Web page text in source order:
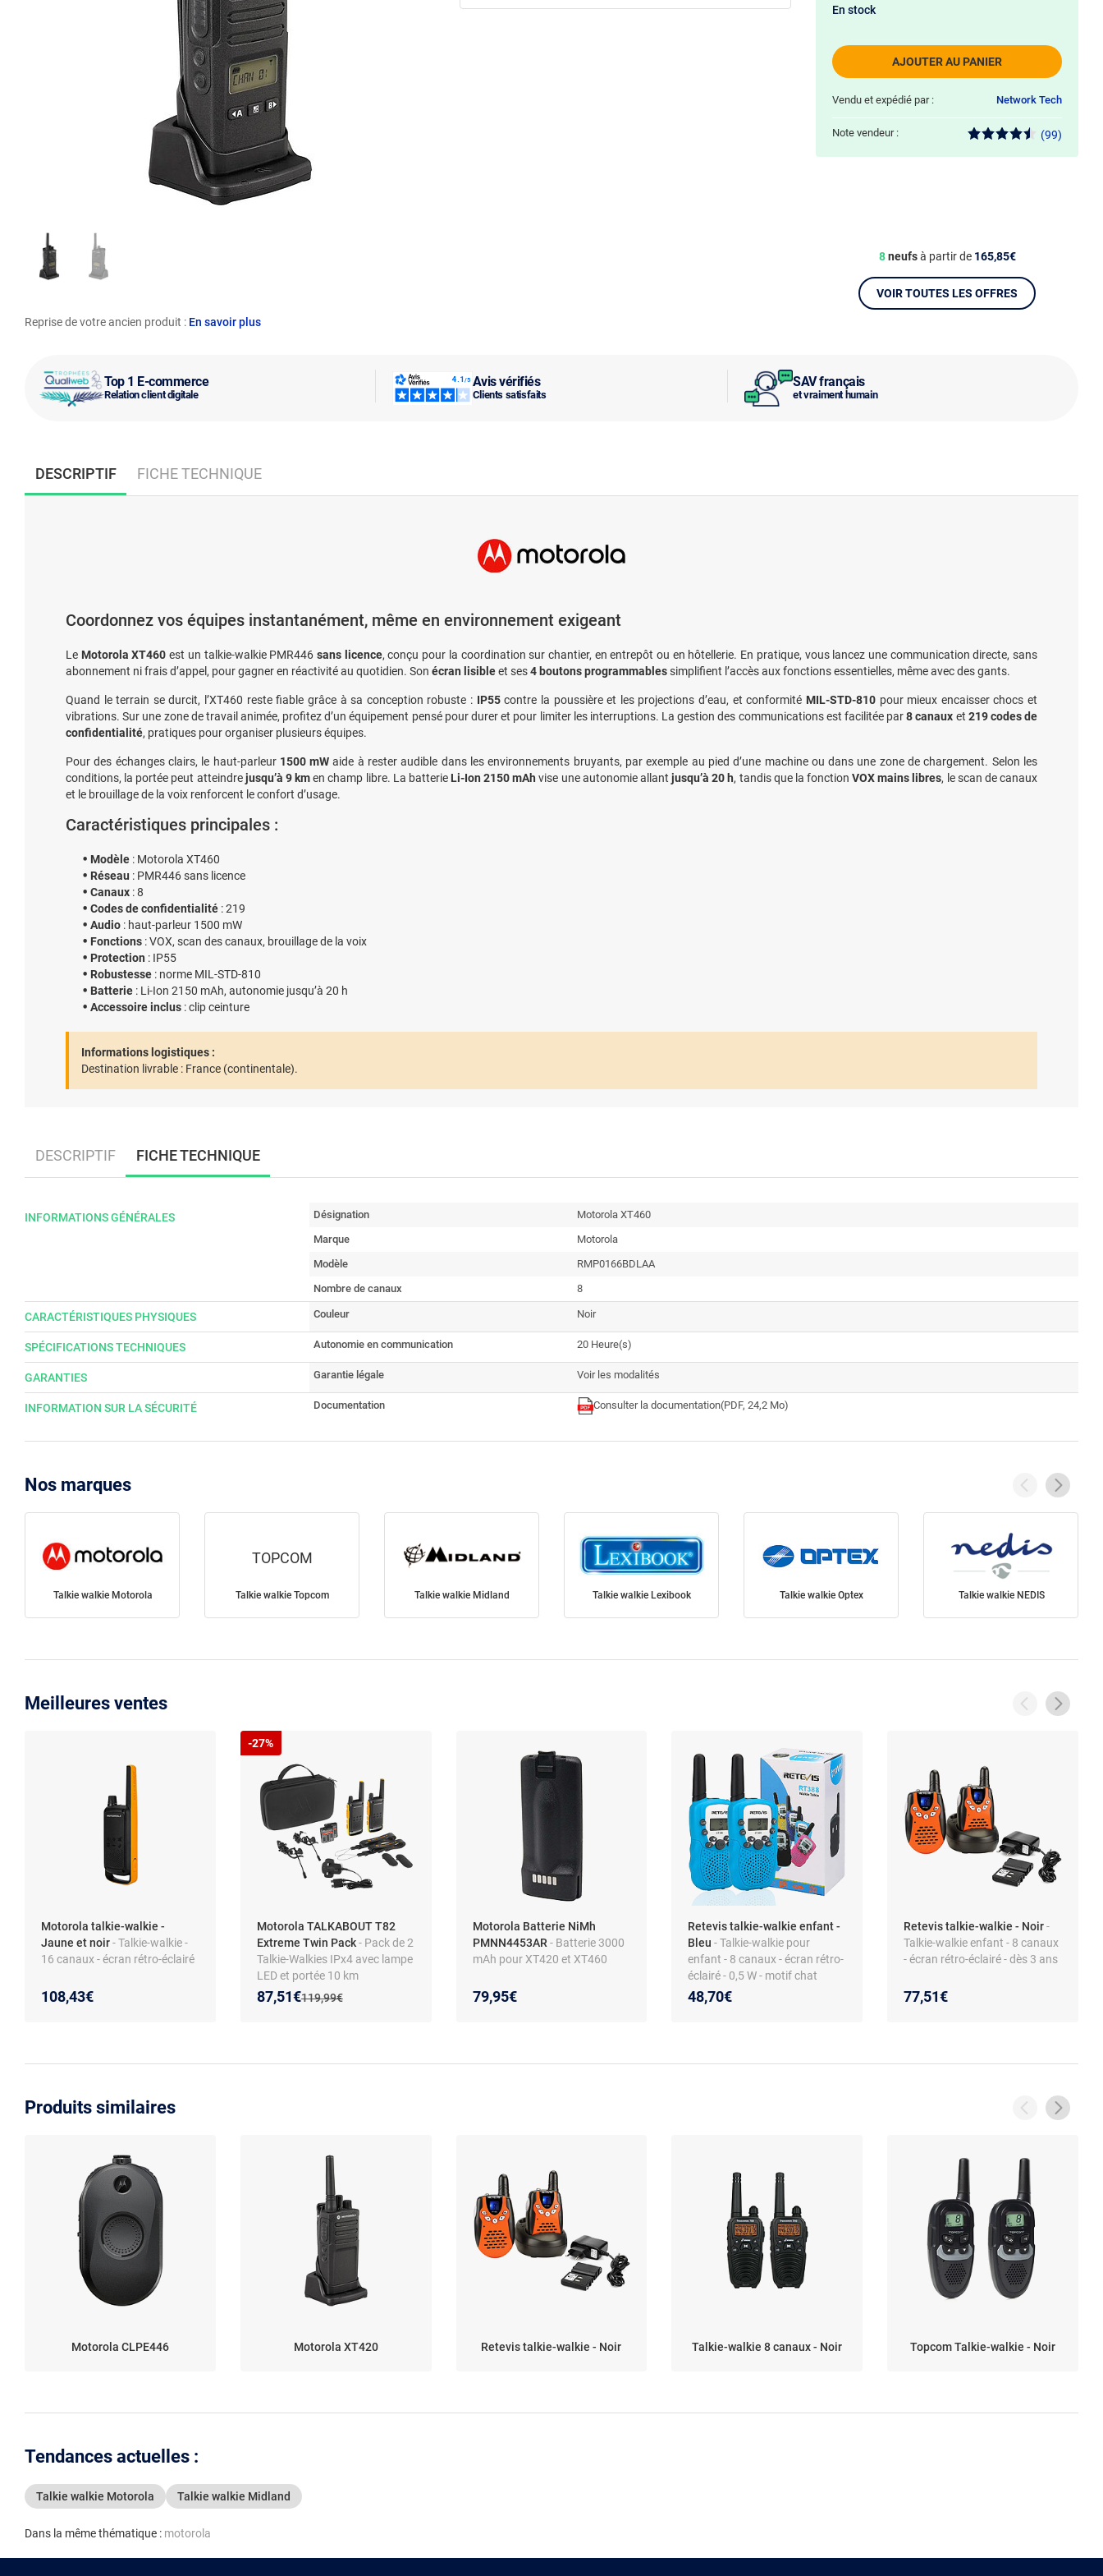
Top 1 E-commerce
Relation client digitale
Avis vérifiés
Clients satisfaits
SAV français
et vraiment humain
Reprise de votre ancien produit : En savoir plus
AJOUTER AU PANIER
En stock
Vendu et expédié par : Network Tech
Note vendeur : (99)
8neufsà partir de 165,85€
VOIR TOUTES LES OFFRES
DESCRIPTIF FICHE TECHNIQUE
Coordonnez vos équipes instantanément, même en environnement exigeant
Le Motorola XT460 est un talkie-walkie PMR446 sans licence, conçu pour la coordination sur chantier, en entrepôt ou en hôtellerie. En pratique, vous lancez une communication directe, sans
abonnement ni frais d’appel, pour gagner en réactivité au quotidien. Son écran lisibleet ses4 boutons programmablessimplifient l’accès aux fonctions essentielles, même avec des gants.
Quand le terrain se durcit, l’XT460 reste fiable grâce à sa conception robuste : IP55contre la poussière et les projections d’eau, et conformité MIL-STD-810pour mieux encaisser chocs et
vibrations. Sur une zone de travail animée, profitez d’un équipement pensé pour durer et pour limiter les interruptions. La gestion des communications est facilitée par8 canaux et 219 codes de
confidentialité, pratiques pour organiser plusieurs équipes.
Pour des échanges clairs, le haut-parleur 1500 mW aide à rester audible dans les environnements bruyants, par exemple au pied d’une machine ou dans une zone de chargement. Selon les
conditions, la portée peut atteindrejusqu’à 9 kmen champ libre. La batterie Li-Ion 2150 mAh vise une autonomie allantjusqu’à 20 h, tandis que la fonctionVOX mains libres, le scan de canaux
et le brouillage de la voix renforcent le confort d’usage.
Caractéristiques principales :
Modèle : Motorola XT460
Réseau : PMR446 sans licence
Canaux : 8
Codes de confidentialité : 219
Audio : haut-parleur 1500 mW
Fonctions : VOX, scan des canaux, brouillage de la voix
Protection : IP55
Robustesse : norme MIL-STD-810
Batterie : Li-Ion 2150 mAh, autonomie jusqu’à 20 h
Accessoire inclus : clip ceinture
Informations logistiques :
Destination livrable : France (continentale).
DESCRIPTIF FICHE TECHNIQUE
INFORMATIONS GÉNÉRALES Désignation
Motorola XT460
Marque
Motorola
Modèle
RMP0166BDLAA
Nombre de canaux
8
CARACTÉRISTIQUES PHYSIQUES Couleur Noir
SPÉCIFICATIONS TECHNIQUES Autonomie en communication 20 Heure(s)
GARANTIES Garantie légale Voir les modalités
INFORMATION SUR LA SÉCURITÉ Documentation Consulter la documentation(PDF, 24,2 Mo)
Nos marques
Talkie walkie Motorola
TOPCOM
Talkie walkie Topcom Talkie walkie Midland Talkie walkie Lexibook Talkie walkie Optex Talkie walkie NEDIS
Meilleures ventes
Motorola talkie-walkie -
Jaune et noir- Talkie-walkie -
16 canaux - écran rétro-éclairé
108,43€
Motorola TALKABOUT T82
Extreme Twin Pack- Pack de 2
Talkie-Walkies IPx4 avec lampe
LED et portée 10 km
Ancien prix :
119,99€
Nouveau prix :
87,51€
Réduction de :
-27%
Motorola Batterie NiMh
PMNN4453AR - Batterie 3000
mAh pour XT420 et XT460
79,95€
Retevis talkie-walkie enfant -
Bleu- Talkie-walkie pour
enfant - 8 canaux - écran rétro-
éclairé - 0,5 W - motif chat
48,70€
Retevis talkie-walkie - Noir-
Talkie-walkie enfant - 8 canaux
- écran rétro-éclairé - dès 3 ans
77,51€
Produits similaires
Motorola CLPE446 Motorola XT420 Retevis talkie-walkie - Noir Talkie-walkie 8 canaux - Noir Topcom Talkie-walkie - Noir
Tendances actuelles :
Talkie walkie Motorola Talkie walkie Midland
Dans la même thématique : motorola